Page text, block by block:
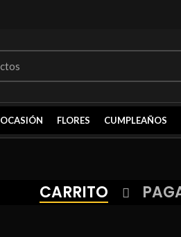
OCASIÓN FLORES CUMPLEAÑOS
CARRITO